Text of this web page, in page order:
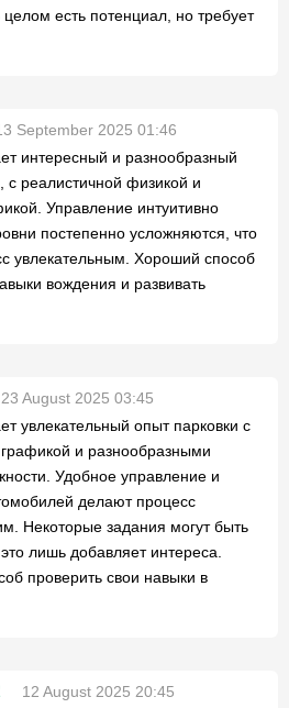
есть потенциал, но требует
September 2025 01:46
интересный и разнообразный
с реалистичной физикой и
Управление интуитивно
постепенно усложняются, что
увлекательным. Хороший способ
вождения и развивать
23 August 2025 03:45
увлекательный опыт парковки с
и разнообразными
Удобное управление и
делают процесс
Некоторые задания могут быть
лишь добавляет интереса.
проверить свои навыки в
12 August 2025 20:45